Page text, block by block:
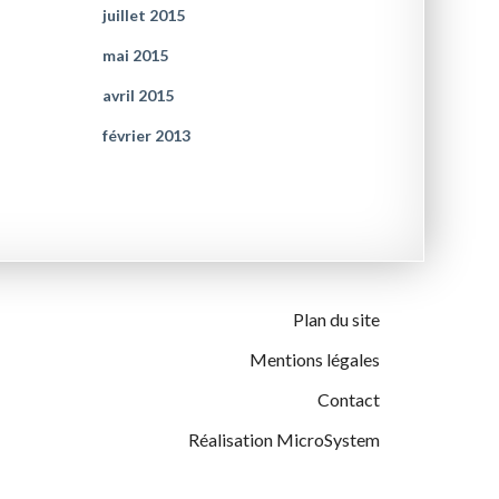
juillet 2015
mai 2015
avril 2015
février 2013
Plan du site
Mentions légales
Contact
Réalisation MicroSystem